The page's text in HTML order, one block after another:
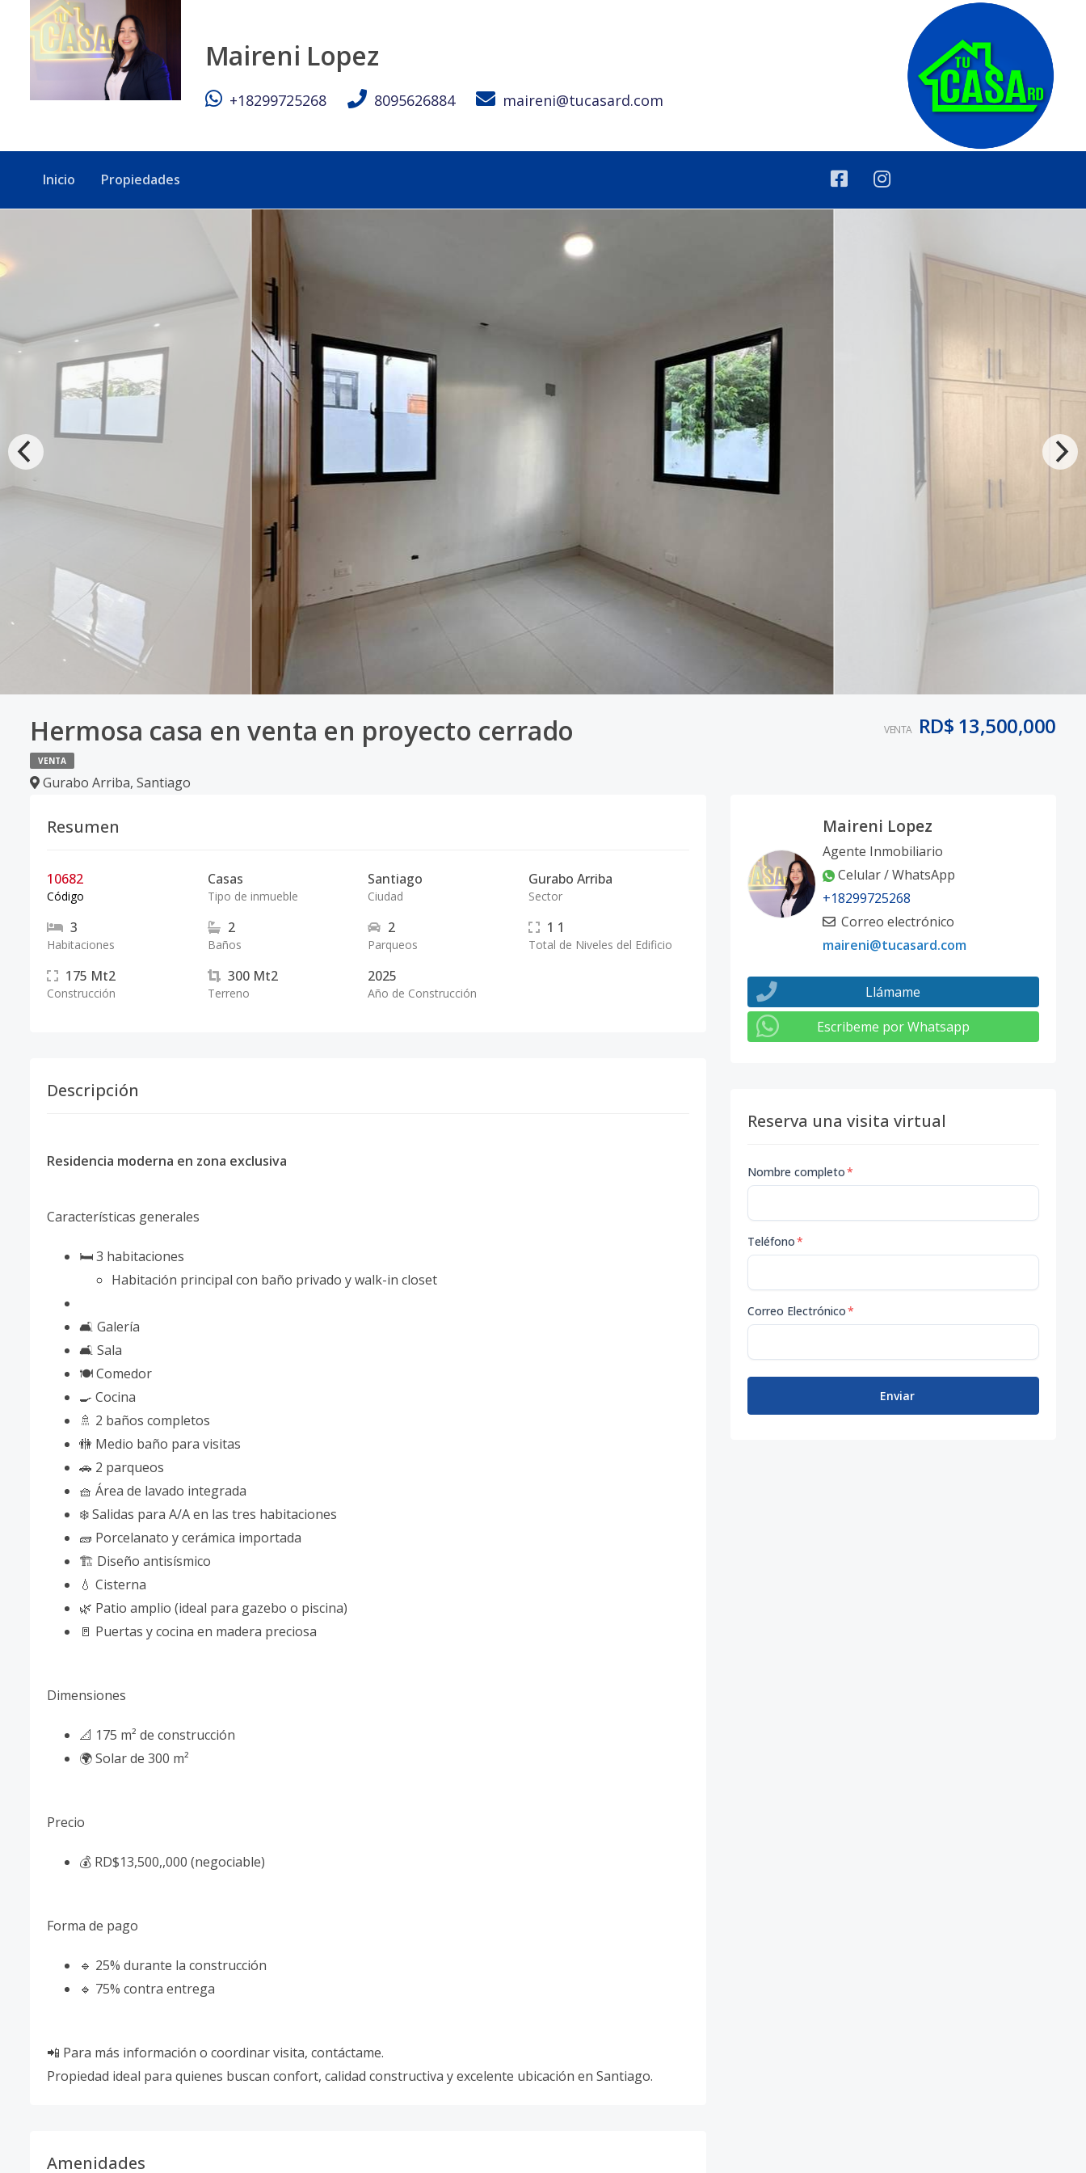
Maireni Lopez
+18299725268 8095626884 maireni@tucasard.com
Inicio Propiedades
Hermosa casa en venta en proyecto cerrado
VENTA
Gurabo Arriba, Santiago
VENTA RD$ 13,500,000
Resumen
10682
Código
Casas
Tipo de inmueble
Santiago
Ciudad
Gurabo Arriba
Sector
3
Habitaciones
2
Baños
2
Parqueos
1 1
Total de Niveles del Edificio
175 Mt2
Construcción
300 Mt2
Terreno
2025
Año de Construcción
Descripción
Residencia moderna en zona exclusiva
Características generales
🛏️ 3 habitaciones
Habitación principal con baño privado y walk-in closet
🛋️ Galería
🛋️ Sala
🍽️ Comedor
🍳 Cocina
🚿 2 baños completos
🚻 Medio baño para visitas
🚗 2 parqueos
🧺 Área de lavado integrada
❄️ Salidas para A/A en las tres habitaciones
🧱 Porcelanato y cerámica importada
🏗️ Diseño antisísmico
💧 Cisterna
🌿 Patio amplio (ideal para gazebo o piscina)
🚪 Puertas y cocina en madera preciosa
Dimensiones
📐 175 m² de construcción
🌍 Solar de 300 m²
Precio
💰 RD$13,500,,000 (negociable)
Forma de pago
🔹 25% durante la construcción
🔹 75% contra entrega
📲 Para más información o coordinar visita, contáctame.
Propiedad ideal para quienes buscan confort, calidad constructiva y excelente ubicación en Santiago.
Amenidades
Maireni Lopez
Agente Inmobiliario
Celular / WhatsApp
+18299725268
Correo electrónico
maireni@tucasard.com
Llámame
Escribeme por Whatsapp
Reserva una visita virtual
Nombre completo*
Teléfono*
Correo Electrónico*
Enviar
Hermosa casa en venta en proyecto cerrado - Tu Casa RD